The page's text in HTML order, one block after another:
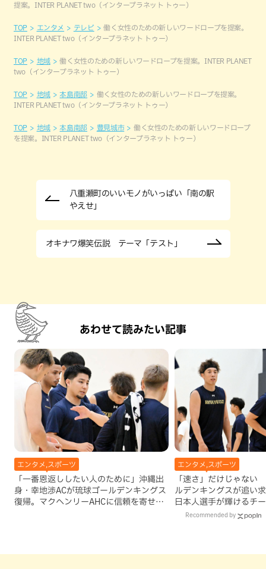
提案。INTER PLANET two（インタープラネット トゥー）
TOP エンタメ テレビ
働く女性のための新しいワードロープを提案。
INTER PLANET two（インタープラネット トゥー）
TOP 地域
働く女性のための新しいワードロープを提案。INTER PLANET
two（インタープラネット トゥー）
TOP 地域 本島南部
働く女性のための新しいワードロープを提案。
INTER PLANET two（インタープラネット トゥー）
TOP 地域 本島南部 豊見城市
働く女性のための新しいワードロープ
を提案。INTER PLANET two（インタープラネット トゥー）
八重瀬町のいいモノがいっぱい「南の駅
やえせ」
オキナワ爆笑伝説 テーマ「テスト」
あわせて読みたい記事
エンタメ,スポーツ
「一番恩返ししたい人のために」沖縄出
身・幸地渉ACが琉球ゴールデンキングス
復帰。マクヘンリーAHCに信頼を寄せる
エンタメ,スポーツ
「速さ」だけじゃない
ルデンキングスが追い
日本人選手が輝けるチ
Recommended by